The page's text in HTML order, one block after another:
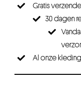
Gratis
30 dagen
Al onze